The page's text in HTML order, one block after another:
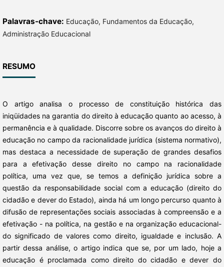
Palavras-chave: Educação, Fundamentos da Educação,
Administração Educacional
RESUMO
O artigo analisa o processo de constituição histórica das
iniqüidades na garantia do direito à educação quanto ao acesso, à
permanência e à qualidade. Discorre sobre os avanços do direito à
educação no campo da racionalidade jurídica (sistema normativo),
mas destaca a necessidade de superação de grandes desafios
para a efetivação desse direito no campo na racionalidade
política, uma vez que, se temos a definição jurídica sobre a
questão da responsabilidade social com a educação (direito do
cidadão e dever do Estado), ainda há um longo percurso quanto à
difusão de representações sociais associadas à compreensão e a
efetivação - na política, na gestão e na organização educacional-
do significado de valores como direito, igualdade e inclusão. A
partir dessa análise, o artigo indica que se, por um lado, hoje a
educação é proclamada como direito do cidadão e dever do